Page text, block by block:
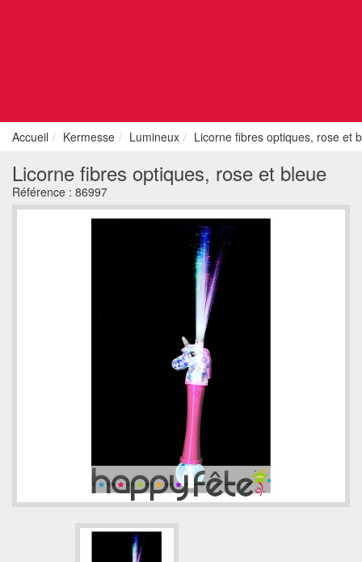
Accueil Kermesse Lumineux Licorne fibres optiques, rose et
Licorne fibres optiques, rose et bleue
Référence : 86997